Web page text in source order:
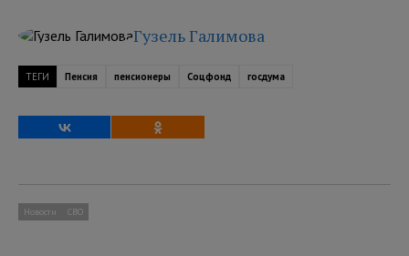
Гузель Галимова
ТЕГИ Пенсия пенсионеры Соцфонд госдума
Новости СВО